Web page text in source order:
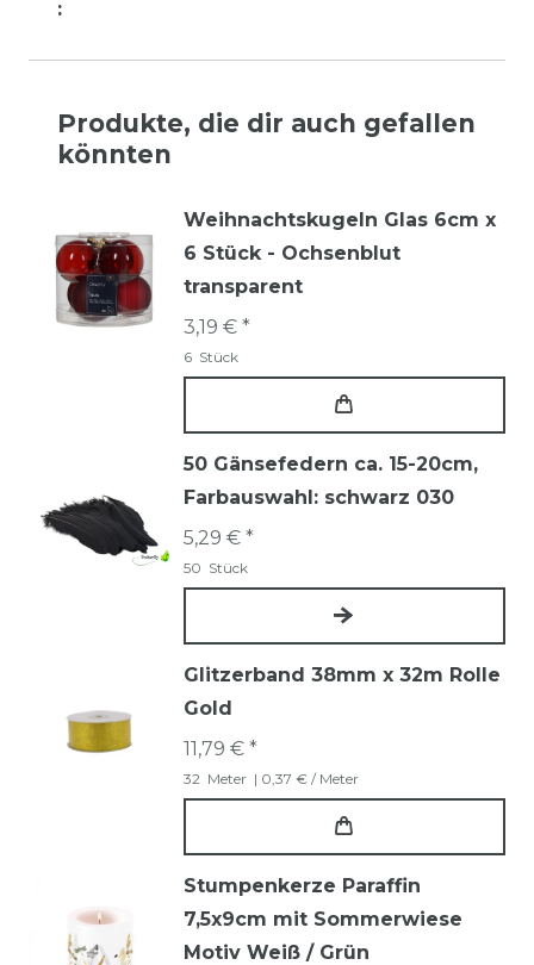
:
Produkte, die dir auch gefallen
könnten
Weihnachtskugeln Glas 6cm x
6 Stück - Ochsenblut
transparent
3,19 € *
6 Stück
50 Gänsefedern ca. 15-20cm,
Farbauswahl: schwarz 030
5,29 € *
50 Stück
Glitzerband 38mm x 32m Rolle
Gold
11,79 € *
32 Meter | 0,37 € / Meter
Stumpenkerze Paraffin
7,5x9cm mit Sommerwiese
Motiv Weiß / Grün